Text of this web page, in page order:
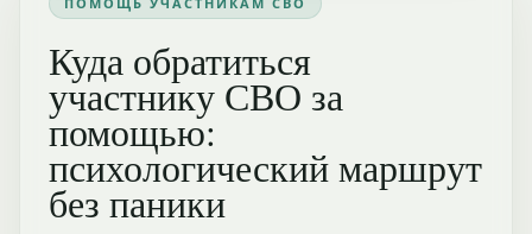
Куда обратиться
участнику СВО за
помощью:
психологический маршрут
без паники